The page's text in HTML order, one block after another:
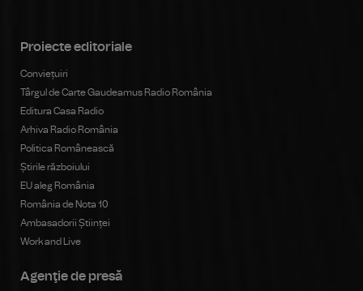
Proiecte editoriale
Conviețuiri
Târgul de Carte Gaudeamus Radio România
Editura Casa Radio
Arhiva Radio România
Politica Românească
Știrile războiului
EU aleg România
România de Nota 10
Ambasadorii Științei
Work and Live
Agenţie de presă